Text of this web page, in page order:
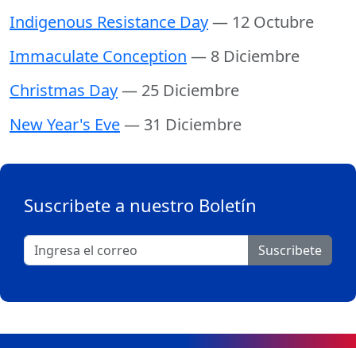
Indigenous Resistance Day— 12 Octubre
Immaculate Conception — 8 Diciembre
Christmas Day— 25 Diciembre
New Year's Eve— 31 Diciembre
Suscribete a nuestro Boletín
Suscribete